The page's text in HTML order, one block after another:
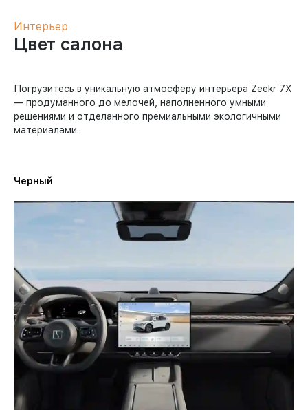
Интерьер
Цвет салона
Погрузитесь в уникальную атмосферу интерьера Zeekr 7X
— продуманного до мелочей, наполненного умными
решениями и отделанного премиальными экологичными
материалами.
Черный